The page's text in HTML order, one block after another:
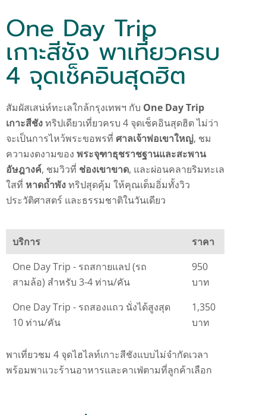
One Day Trip
เกาะสีชัง พาเที่ยวครบ
4 จุดเช็คอินสุดฮิต
สัมผัสเสน่ห์ทะเลใกล้กรุงเทพฯ กับ One Day Trip
เกาะสีชังทริปเดียวเที่ยวครบ 4 จุดเช็คอินสุดฮิต ไม่ว่า
จะเป็นการไหว้พระขอพรที่ ศาลเจ้าพ่อเขาใหญ่, ชม
ความงดงามของ พระจุฑาธุชราชฐานและสะพาน
อัษฎางค์, ชมวิวที่ ช่องเขาขาด, และผ่อนคลายริมทะเล
ใสที่ หาดถ้ำพังทริปสุดคุ้ม ให้คุณเต็มอิ่มทั้งวิว
ประวัติศาสตร์ และธรรมชาติในวันเดียว
บริการ
ราคา
One Day Trip - รถสกายแลป (รถ
สามล้อ) สำหรับ 3-4 ท่าน/คัน
950
บาท
One Day Trip - รถสองแถว นั่งได้สูงสุด
10 ท่าน/คัน
1,350
บาท
พาเที่ยวชม 4 จุดไฮไลท์เกาะสีชังแบบไม่จำกัดเวลา
พร้อมพาแวะร้านอาหารและคาเฟ่ตามที่ลูกค้าเลือก